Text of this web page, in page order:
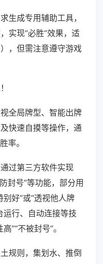
生成专用辅助工具，
实现“必胜”效果，适
，但需注意遵守游戏
全局牌型、智能出牌
快速自摸等操作，通
率。
过第三方软件实现
封号”等功能，部分用
好”或“透视他人牌
运行、自动连接等技
”“不被封号”。
规则，集划水、推倒